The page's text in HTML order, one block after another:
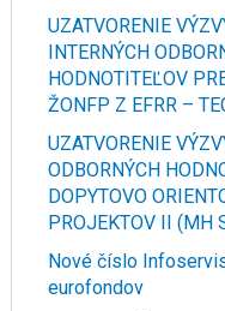
UZATVORENIE
INTERNÝCH
HODNOTITEĽOV
ŽONFP Z EFRR –
UZATVORENIE
ODBORNÝCH
DOPYTOVO
PROJEKTOV II (MH
Nové číslo
eurofondov